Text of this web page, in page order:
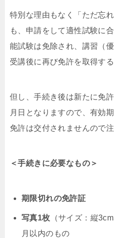
特別な理由もなく「ただ忘
も、申請をして適性試験に
能試験は免除され、講習（
受講後に再び免許を取得す
但し、手続き後は新たに免
月日となりますので、有効
免許は交付されませんので
＜手続きに必要なもの＞
期限切れの免許証
写真1枚 （サイズ：縦
月以内のもの